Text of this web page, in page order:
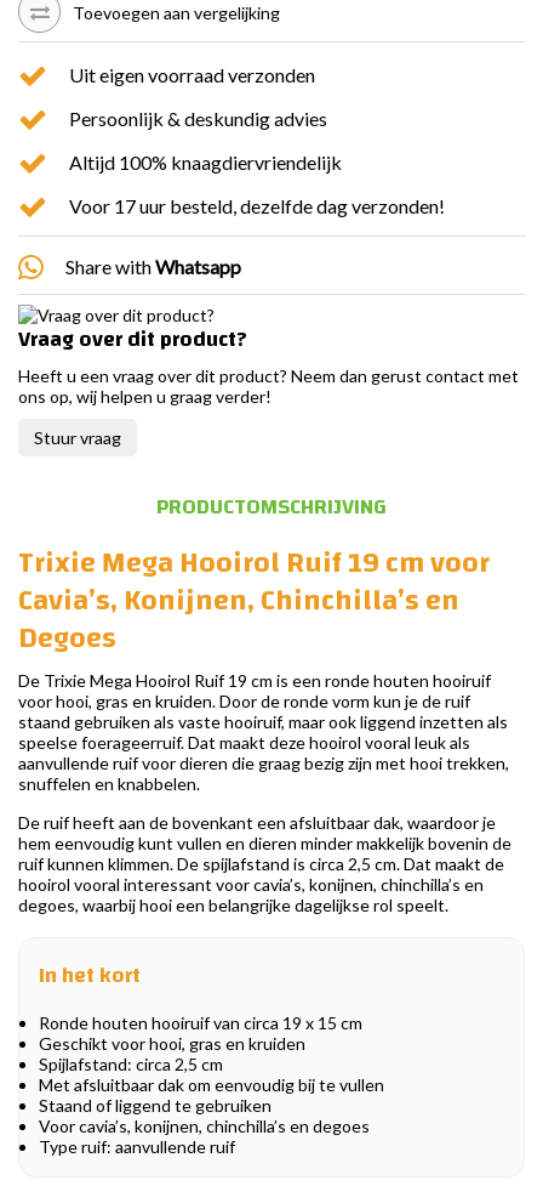
Toevoegen aan vergelijking
Uit eigen voorraad verzonden
Persoonlijk & deskundig advies
Altijd 100% knaagdiervriendelijk
Voor 17 uur besteld, dezelfde dag verzonden!
Share withWhatsapp
Vraag over dit product?
Heeft u een vraag over dit product? Neem dan gerust contact met
ons op, wij helpen u graag verder!
Stuur vraag
PRODUCTOMSCHRIJVING
Trixie Mega Hooirol Ruif 19 cm voor
Cavia’s, Konijnen, Chinchilla’s en
Degoes
De Trixie Mega Hooirol Ruif 19 cm is een ronde houten hooiruif
voor hooi, gras en kruiden. Door de ronde vorm kun je de ruif
staand gebruiken als vaste hooiruif, maar ook liggend inzetten als
speelse foerageerruif. Dat maakt deze hooirol vooral leuk als
aanvullende ruif voor dieren die graag bezig zijn met hooi trekken,
snuffelen en knabbelen.
De ruif heeft aan de bovenkant een afsluitbaar dak, waardoor je
hem eenvoudig kunt vullen en dieren minder makkelijk bovenin de
ruif kunnen klimmen. De spijlafstand is circa 2,5 cm. Dat maakt de
hooirol vooral interessant voor cavia’s, konijnen, chinchilla’s en
degoes, waarbij hooi een belangrijke dagelijkse rol speelt.
In het kort
Ronde houten hooiruif van circa 19 x 15 cm
Geschikt voor hooi, gras en kruiden
Spijlafstand: circa 2,5 cm
Met afsluitbaar dak om eenvoudig bij te vullen
Staand of liggend te gebruiken
Voor cavia’s, konijnen, chinchilla’s en degoes
Type ruif: aanvullende ruif